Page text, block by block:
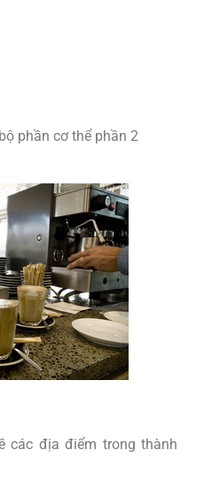
phần cơ thể phần 2
các địa điểm trong thành